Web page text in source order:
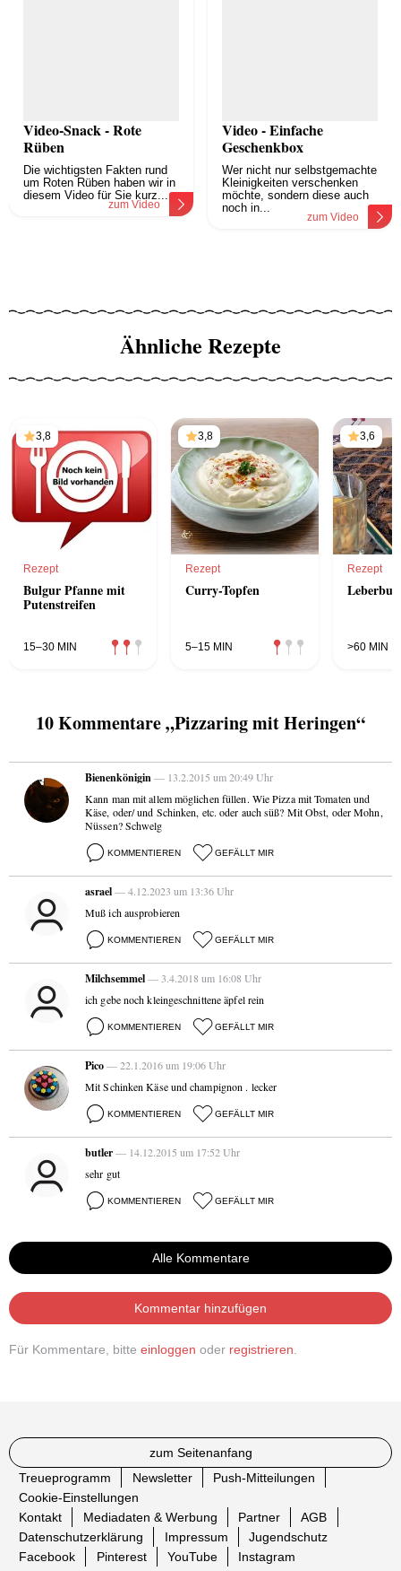
Video-Snack - Rote
Rüben
Die wichtigsten Fakten rund
um Roten Rüben haben wir in
diesem Video für Sie kurz...
zum Video
Video - Einfache
Geschenkbox
Wer nicht nur selbstgemachte
Kleinigkeiten verschenken
möchte, sondern diese auch
noch in...
zum Video
Ähnliche Rezepte
3,8
Rezept
Bulgur Pfanne mit
Putenstreifen
15–30 MIN
3,8
Rezept
Curry-Topfen
5–15 MIN
3,6
Rezept
>60 MIN
10 Kommentare „Pizzaring mit Heringen“
Bienenkönigin— 13.2.2015 um 20:49 Uhr
Kann man mit allem möglichen füllen. Wie Pizza mit Tomaten und
Käse, oder/ und Schinken, etc. oder auch süß? Mit Obst, oder Mohn,
Nüssen? Schwelg
KOMMENTIEREN GEFÄLLT MIR
asrael— 4.12.2023 um 13:36 Uhr
Muß ich ausprobieren
KOMMENTIEREN GEFÄLLT MIR
Milchsemmel— 3.4.2018 um 16:08 Uhr
ich gebe noch kleingeschnittene äpfel rein
KOMMENTIEREN GEFÄLLT MIR
Pico— 22.1.2016 um 19:06 Uhr
Mit Schinken Käse und champignon . lecker
KOMMENTIEREN GEFÄLLT MIR
butler— 14.12.2015 um 17:52 Uhr
sehr gut
KOMMENTIEREN GEFÄLLT MIR
Alle Kommentare
Kommentar hinzufügen
Für Kommentare, bitte einloggen oder registrieren.
zum Seitenanfang
Treueprogramm
Newsletter
Push-Mitteilungen
Cookie-Einstellungen
Kontakt
Mediadaten & Werbung Partner
AGB
Datenschutzerklärung
Impressum
Jugendschutz
Facebook
Pinterest YouTube Instagram